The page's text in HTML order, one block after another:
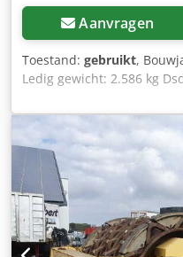
Aanvragen
Toestand: gebruikt,
Ledig gewicht: 2.586 kg
Afmetingen (LxBxH): 248 x